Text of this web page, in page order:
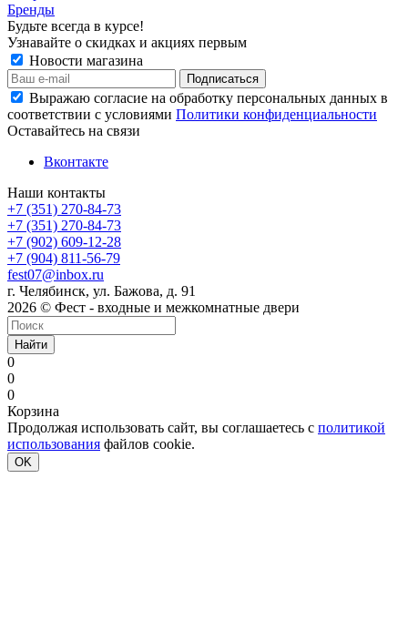
Бренды
Будьте всегда в курсе!
Узнавайте о скидках и акциях первым
Новости магазина
Выражаю согласие на обработку персональных данных в
соответствии с условиями Политики конфиденциальности
Оставайтесь на связи
Вконтакте
Наши контакты
+7 (351) 270-84-73
+7 (351) 270-84-73
+7 (902) 609-12-28
+7 (904) 811-56-79
fest07@inbox.ru
г. Челябинск, ул. Бажова, д. 91
2026 © Фест - входные и межкомнатные двери
Найти
0
0
0
Корзина
Продолжая использовать сайт, вы соглашаетесь с политикой
использования файлов cookie.
OK